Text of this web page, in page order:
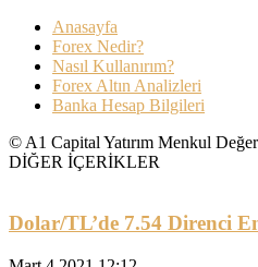
Anasayfa
Forex Nedir?
Nasıl Kullanırım?
Forex Altın Analizleri
Banka Hesap Bilgileri
© A1 Capital Yatırım Menkul
DİĞER İÇERİKLER
Dolar/TL’de 7.54 Direnci